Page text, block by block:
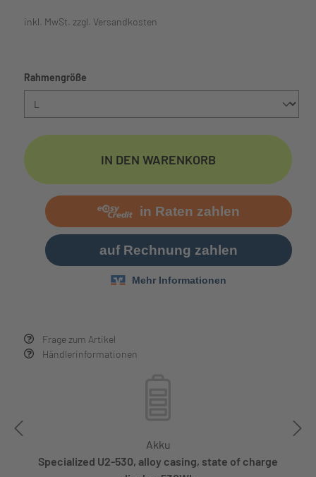
inkl. MwSt. zzgl. Versandkosten
Frage zum Artikel
Händlerinformationen
Rahmengröße
IN DEN WARENKORB
Akku
Specialized U2-530, alloy casing, state of charge